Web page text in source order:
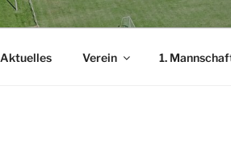
Aktuelles Verein 1.